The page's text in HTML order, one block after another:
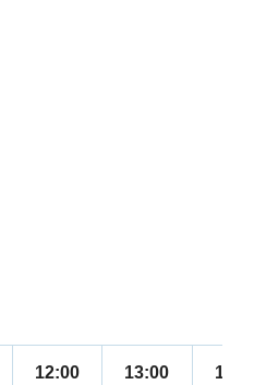
12:00 13:00 14:00